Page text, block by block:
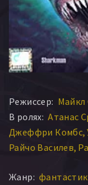
Режиссер:
В ролях: Атанас
Джеффри Комбс
Райчо Василев
Николай Сотиров
Жанр: